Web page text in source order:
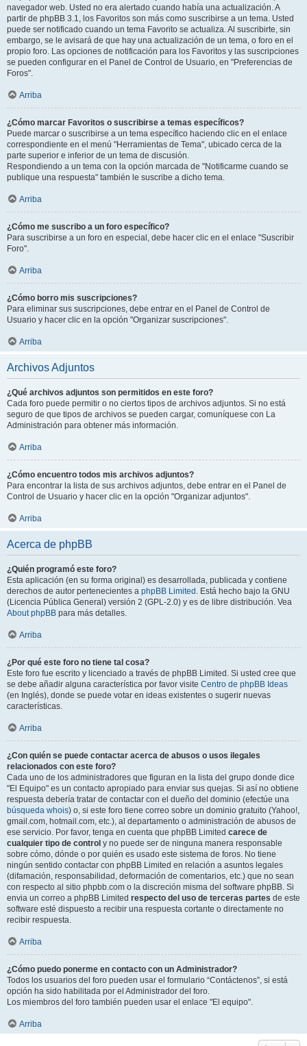
navegador web. Usted no era alertado cuando había una actualización. A
partir de phpBB 3.1, los Favoritos son más como suscribirse a un tema. Usted
puede ser notificado cuando un tema Favorito se actualiza. Al suscribirte, sin
embargo, se le avisará de que hay una actualización de un tema, o foro en el
propio foro. Las opciones de notificación para los Favoritos y las suscripciones
se pueden configurar en el Panel de Control de Usuario, en "Preferencias de
Foros".
Arriba
¿Cómo marcar Favoritos o suscribirse a temas específicos?
Puede marcar o suscribirse a un tema específico haciendo clic en el enlace
correspondiente en el menú "Herramientas de Tema", ubicado cerca de la
parte superior e inferior de un tema de discusión.
Respondiendo a un tema con la opción marcada de "Notificarme cuando se
publique una respuesta" también le suscribe a dicho tema.
Arriba
¿Cómo me suscribo a un foro específico?
Para suscribirse a un foro en especial, debe hacer clic en el enlace "Suscribir
Foro".
Arriba
¿Cómo borro mis suscripciones?
Para eliminar sus suscripciones, debe entrar en el Panel de Control de
Usuario y hacer clic en la opción "Organizar suscripciones".
Arriba
Archivos Adjuntos
¿Qué archivos adjuntos son permitidos en este foro?
Cada foro puede permitir o no ciertos tipos de archivos adjuntos. Si no está
seguro de que tipos de archivos se pueden cargar, comuníquese con La
Administración para obtener más información.
Arriba
¿Cómo encuentro todos mis archivos adjuntos?
Para encontrar la lista de sus archivos adjuntos, debe entrar en el Panel de
Control de Usuario y hacer clic en la opción "Organizar adjuntos".
Arriba
Acerca de phpBB
¿Quién programó este foro?
Esta aplicación (en su forma original) es desarrollada, publicada y contiene
derechos de autor pertenecientes a phpBB Limited . Está hecho bajo la GNU
(Licencia Pública General) versión 2 (GPL-2.0) y es de libre distribución. Vea
About phpBB para más detalles.
Arriba
¿Por qué este foro no tiene tal cosa?
Este foro fue escrito y licenciado a través de phpBB Limited. Si usted cree que
se debe añadir alguna característica por favor visite Centro de phpBB Ideas
(en Inglés), donde se puede votar en ideas existentes o sugerir nuevas
características.
Arriba
¿Con quién se puede contactar acerca de abusos o usos ilegales
relacionados con este foro?
Cada uno de los administradores que figuran en la lista del grupo donde dice
"El Equipo" es un contacto apropiado para enviar sus quejas. Si así no obtiene
respuesta debería tratar de contactar con el dueño del dominio (efectúe una
búsqueda whois) o, si este foro tiene correo sobre un dominio gratuito (Yahoo!,
gmail.com, hotmail.com, etc.), al departamento o administración de abusos de
ese servicio. Por favor, tenga en cuenta que phpBB Limited carece de
cualquier tipo de control y no puede ser de ninguna manera responsable
sobre cómo, dónde o por quién es usado este sistema de foros. No tiene
ningún sentido contactar con phpBB Limited en relación a asuntos legales
(difamación, responsabilidad, deformación de comentarios, etc.) que no sean
con respecto al sitio phpbb.com o la discreción misma del software phpBB. Si
envia un correo a phpBB Limited respecto del uso de terceras partes de este
software esté dispuesto a recibir una respuesta cortante o directamente no
recibir respuesta.
Arriba
¿Cómo puedo ponerme en contacto con un Administrador?
Todos los usuarios del foro pueden usar el formulario “Contáctenos”, si está
opción ha sido habilitada por el Administrador del foro.
Los miembros del foro también pueden usar el enlace "El equipo".
Arriba